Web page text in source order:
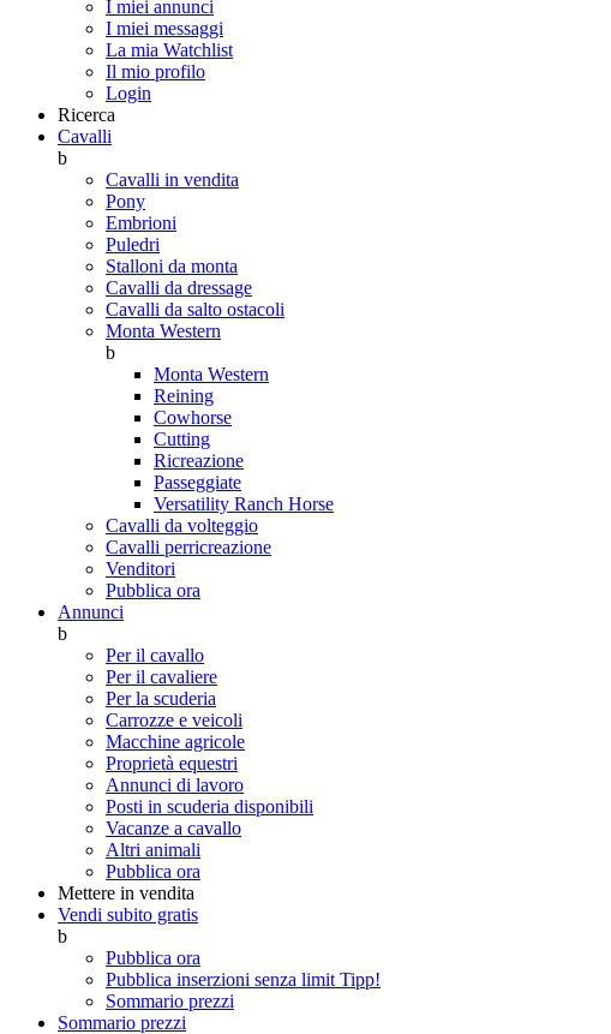
I miei annunci
I miei messaggi
La mia Watchlist
Il mio profilo
Login
Ricerca
Cavalli
b
Cavalli in vendita
Pony
Embrioni
Puledri
Stalloni da monta
Cavalli da dressage
Cavalli da salto ostacoli
Monta Western
b
Monta Western
Reining
Cowhorse
Cutting
Ricreazione
Passeggiate
Versatility Ranch Horse
Cavalli da volteggio
Cavalli perricreazione
Venditori
Pubblica ora
Annunci
b
Per il cavallo
Per il cavaliere
Per la scuderia
Carrozze e veicoli
Macchine agricole
Proprietà equestri
Annunci di lavoro
Posti in scuderia disponibili
Vacanze a cavallo
Altri animali
Pubblica ora
Mettere in vendita
Vendi subito gratis
b
Pubblica ora
Pubblica inserzioni senza limit Tipp!
Sommario prezzi
Sommario prezzi